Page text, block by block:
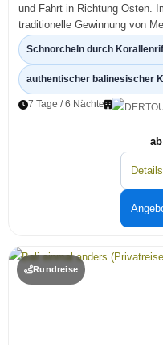
und Fahrt in Richtung Osten.
traditionelle Gewinnung von
Schnorcheln durch
authentischer balinesischer
7 Tage / 6 Nächte
Details
Rundreise